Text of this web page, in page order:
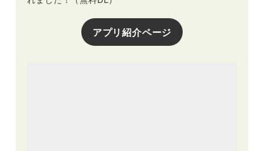
アプリ紹介ページ